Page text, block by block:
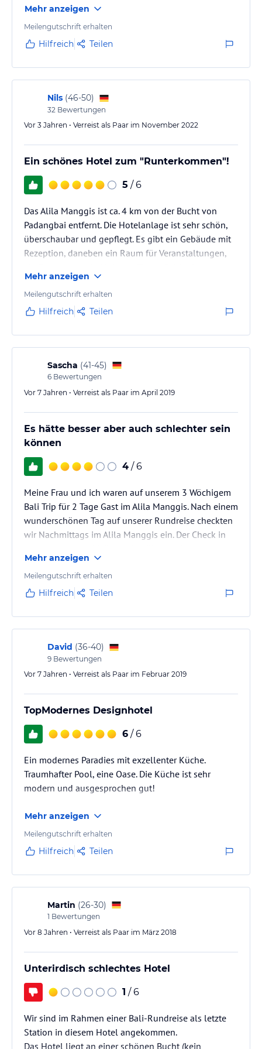
Mehr anzeigen
Meilengutschrift erhalten
Hilfreich Teilen
Nils (46-50)
32 Bewertungen
Vor 3 Jahren • Verreist als Paar im November 2022
Ein schönes Hotel zum "Runterkommen"!
5 / 6
Das Alila Manggis ist ca. 4 km von der Bucht von
Padangbai entfernt. Die Hotelanlage ist sehr schön,
überschaubar und gepflegt. Es gibt ein Gebäude mit
Rezeption, daneben ein Raum für Veranstaltungen,
(Restaurant, Cafe, Bar) direkt am Wasser, wo auch ein
kostenfreier Nachmittagstee serviert wurde und ein
Wellnessbereich, wo wirklich tolle, verschiedene
Ganzkörpermassage mit Blick auf das Meer... herrlich.
Die Zimmer haben…
Mehr anzeigen
Meilengutschrift erhalten
Hilfreich Teilen
Sascha (41-45)
6 Bewertungen
Vor 7 Jahren • Verreist als Paar im April 2019
Es hätte besser aber auch schlechter sein
können
4 / 6
Meine Frau und ich waren auf unserem 3 Wöchigem
Bali Trip für 2 Tage Gast im Alila Manggis. Nach einem
wunderschönen Tag auf unserer Rundreise checkten
wir Nachmittags im Alila Manggis ein. Der Check in
willkommen geheißen und es wurde uns ein leckerer
Begrüßungscoctail sowie feuchte Tücher gereicht.
Eine sehr nette, aus Deutschland stammende Dame
geleitete uns auf unser Zimmer. Wir hatten die
günstigste Zimmerkategorie gebucht…
Mehr anzeigen
Meilengutschrift erhalten
Hilfreich Teilen
David (36-40)
9 Bewertungen
Vor 7 Jahren • Verreist als Paar im Februar 2019
TopModernes Designhotel
6 / 6
Ein modernes Paradies mit exzellenter Küche.
Traumhafter Pool, eine Oase. Die Küche ist sehr
modern und ausgesprochen gut!
Mehr anzeigen
Meilengutschrift erhalten
Hilfreich Teilen
Martin (26-30)
1 Bewertungen
Vor 8 Jahren • Verreist als Paar im März 2018
Unterirdisch schlechtes Hotel
1 / 6
Wir sind im Rahmen einer Bali-Rundreise als letzte
Station in diesem Hotel angekommen.
Das Hotel liegt an einer schönen Bucht (kein